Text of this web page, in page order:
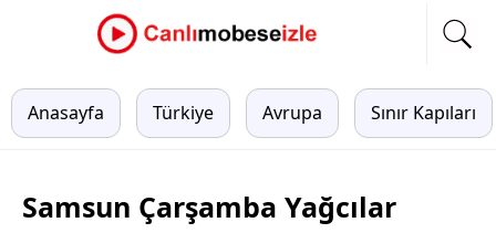
Anasayfa Türkiye Avrupa Sınır Kapıları
Samsun Çarşamba Yağcılar